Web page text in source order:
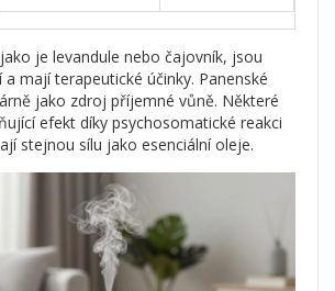
je levandule nebo čajovník, jsou
mají terapeutické účinky. Panenské
jako zdroj příjemné vůně. Některé
efekt díky psychosomatické reakci
stejnou sílu jako esenciální oleje.